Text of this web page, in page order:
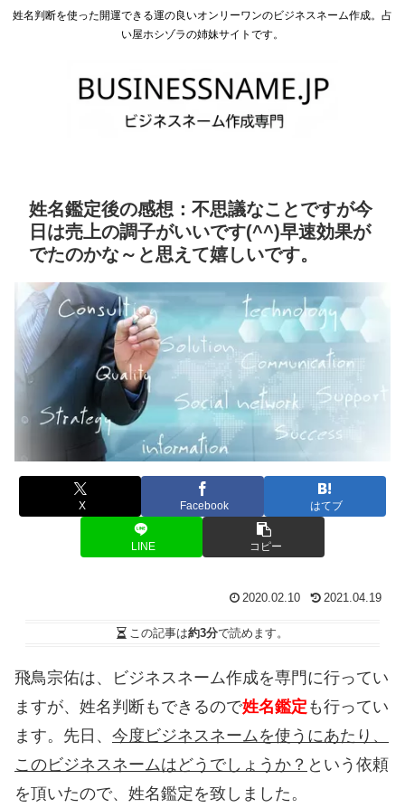
姓名判断を使った開運できる運の良いオンリーワンのビジネスネーム作成。占
い屋ホシゾラの姉妹サイトです。
姓名鑑定後の感想：不思議なことですが今
日は売上の調子がいいです(^^)早速効果が
でたのかな～と思えて嬉しいです。
X Facebook はてブ
LINE コピー
2020.02.10 2021.04.19
この記事は約3分で読めます。
飛鳥宗佑は、ビジネスネーム作成を専門に行ってい
ますが、姓名判断もできるので姓名鑑定 も行ってい
ます。先日、 今度ビジネスネームを使うにあたり、
このビジネスネームはどうでしょうか？ という依頼
を頂いたので、姓名鑑定を致しました。